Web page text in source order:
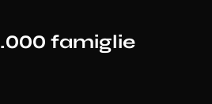
famiglie